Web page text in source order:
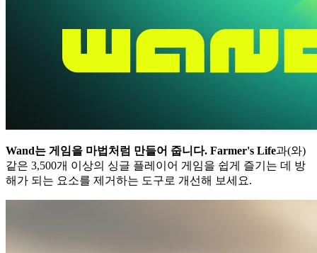
Wand는 게임을 마법처럼 만들어 줍니다. Farmer's Life과(와)
같은 3,500개 이상의 싱글 플레이어 게임을 쉽게 즐기는 데 방
해가 되는 요소를 제거하는 도구로 개선해 보세요.